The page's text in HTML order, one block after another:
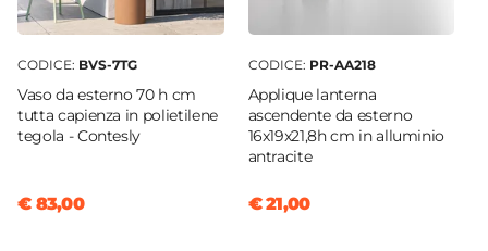
CODICE: BVS-7TG
Vaso da esterno 70 h cm
tutta capienza in polietilene
tegola - Contesly
€ 83,00
CODICE: PR-AA218
Applique lanterna
ascendente da esterno
16x19x21,8h cm in alluminio
antracite
€ 21,00